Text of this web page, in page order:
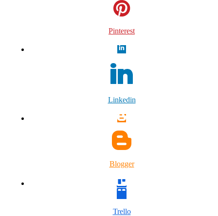
Pinterest
Linkedin
Blogger
Trello